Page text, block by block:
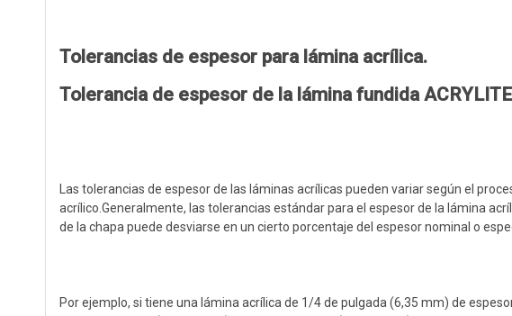
Tolerancias de espesor para lámina acrílica.
Tolerancia de espesor de la lámina fundida
Las tolerancias de espesor de las láminas acrílicas pueden variar según el
acrílico.Generalmente, las tolerancias estándar para el espesor de la lámina
de la chapa puede desviarse en un cierto porcentaje del espesor nominal o
Por ejemplo, si tiene una lámina acrílica de 1/4 de pulgada (6,35 mm) de